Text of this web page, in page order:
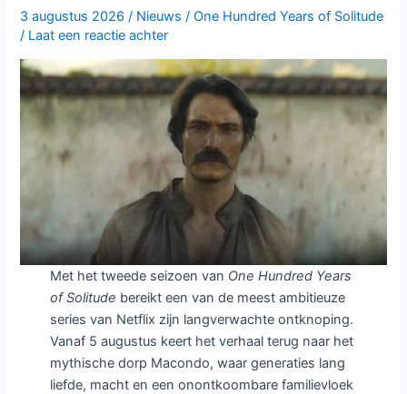
YA-
serie
drama
3 augustus 2026/ Nieuws /One Hundred Years of Solitude
/ Laat een reactie achter
Met het tweede seizoen van One Hundred Years
of Solitude bereikt een van de meest ambitieuze
series van Netflix zijn langverwachte ontknoping.
Vanaf 5 augustus keert het verhaal terug naar het
mythische dorp Macondo, waar generaties lang
liefde, macht en een onontkoombare familievloek